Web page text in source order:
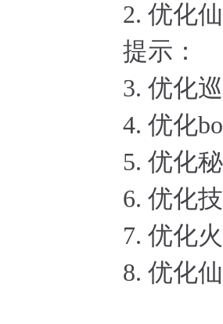
2. 优化
提示：
3. 优化
4. 优化
5. 优化
6. 优化
7. 优化
8. 优化